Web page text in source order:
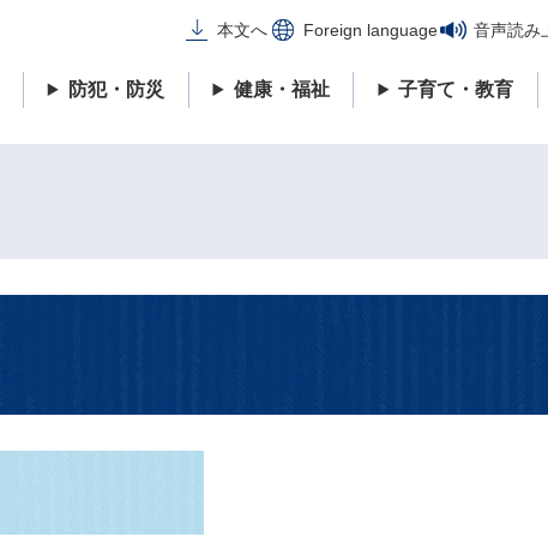
メニューを飛ばして本文へ
本文へ Foreign language 音声読み
防犯・防災 健康・福祉 子育て・教育